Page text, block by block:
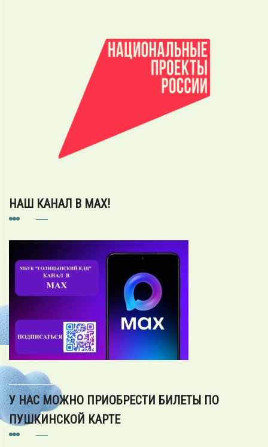
НАШ КАНАЛ В MAX!
У НАС МОЖНО ПРИОБРЕСТИ БИЛЕТЫ ПО
ПУШКИНСКОЙ КАРТЕ